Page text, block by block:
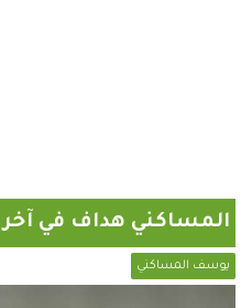
المساكني هداف في آخر 3 مباريات مع العربي القطري
يوسف المساكني